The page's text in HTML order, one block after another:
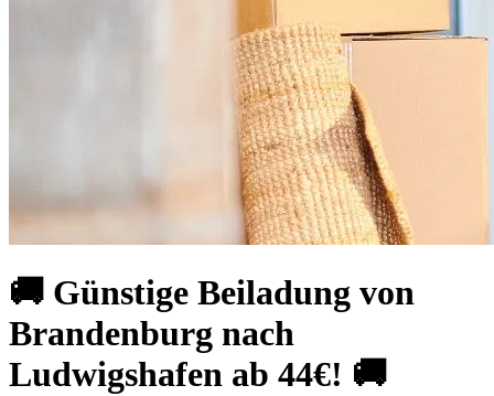
🚚 Günstige Beiladung von
Brandenburg nach
Ludwigshafen ab 44€! 🚚